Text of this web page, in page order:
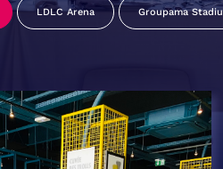
LDLC Arena Groupama